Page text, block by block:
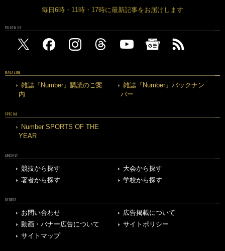
毎日6時・11時・17時に最新記事をお届けします
FOLLOW US
MAGAZINE
雑誌『Number』購読のご案
内
雑誌『Number』バックナン
バー
SPECIAL
Number SPORTS OF THE
YEAR
ARCHIVE
競技から探す
大会から探す
著者から探す
学校から探す
OTHERS
お問い合わせ
広告掲載について
動画・バナー広告について
サイトポリシー
サイトマップ